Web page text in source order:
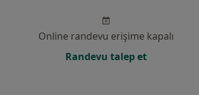
Online randevu erişime kapalı
Randevu talep et